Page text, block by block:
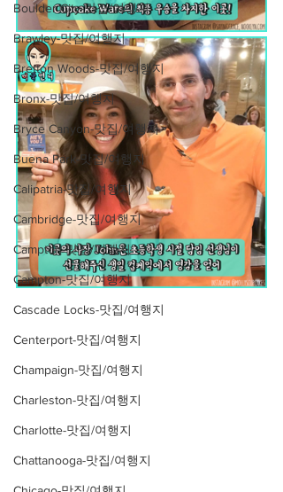
Boulder City-맛집/여행지
Brawley-맛집/여행지
Bretton Woods-맛집/여행지
Bronx-맛집/여행지
Bryce Canyon-맛집/여행지
Buena Park-맛집/여행지
Calipatria-맛집/여행지
Cambridge-맛집/여행지
Campton-맛집/여행지
Campton-맛집/여행지
Cascade Locks-맛집/여행지
Centerport-맛집/여행지
Champaign-맛집/여행지
Charleston-맛집/여행지
Charlotte-맛집/여행지
Chattanooga-맛집/여행지